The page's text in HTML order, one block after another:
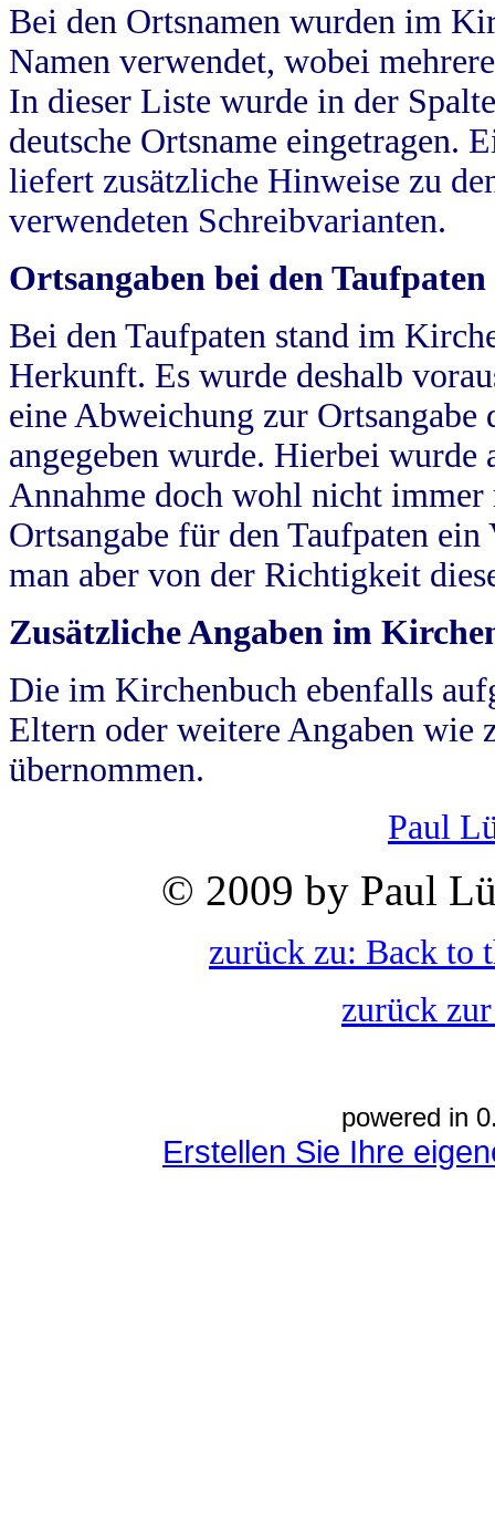
Bei den Ortsnamen wurden im
Namen verwendet, wobei
In dieser Liste wurde in der
deutsche Ortsname eingetragen.
liefert zusätzliche Hinweise zu
verwendeten Schreibvarianten.
Ortsangaben bei den Taufpaten
Bei den Taufpaten stand im
Herkunft. Es wurde deshalb
eine Abweichung zur
angegeben wurde. Hierbei wurde
Annahme doch wohl nicht
Ortsangabe für den Taufpaten
man aber von der Richtigkeit
Zusätzliche Angaben im
Die im Kirchenbuch ebenfalls
Eltern oder weitere Angaben wie
übernommen.
Paul
© 2009 by Paul
zurück zu: Back to
zurück
powered in
Erstellen Sie Ihre